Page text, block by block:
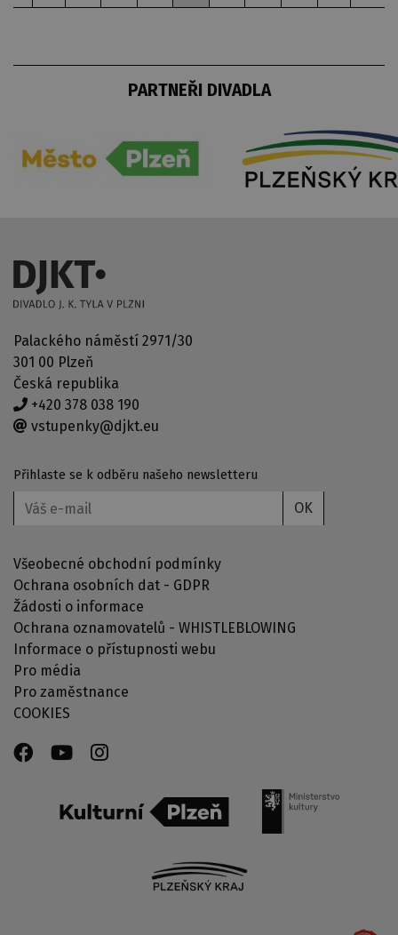
PARTNEŘI DIVADLA
Palackého náměstí 2971/30
301 00 Plzeň
Česká republika
+420 378 038 190
vstupenky@djkt.eu
Přihlaste se k odběru našeho newsletteru
OK
Všeobecné obchodní podmínky
Ochrana osobních dat - GDPR
Žádosti o informace
Ochrana oznamovatelů - WHISTLEBLOWING
Informace o přístupnosti webu
Pro média
Pro zaměstnance
COOKIES